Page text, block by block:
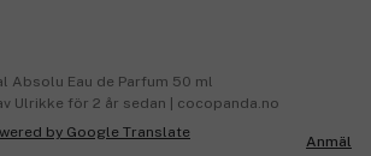
Absolu Eau de Parfum 50 ml
Ulrikke för 2 år sedan | cocopanda.no
Anmäl